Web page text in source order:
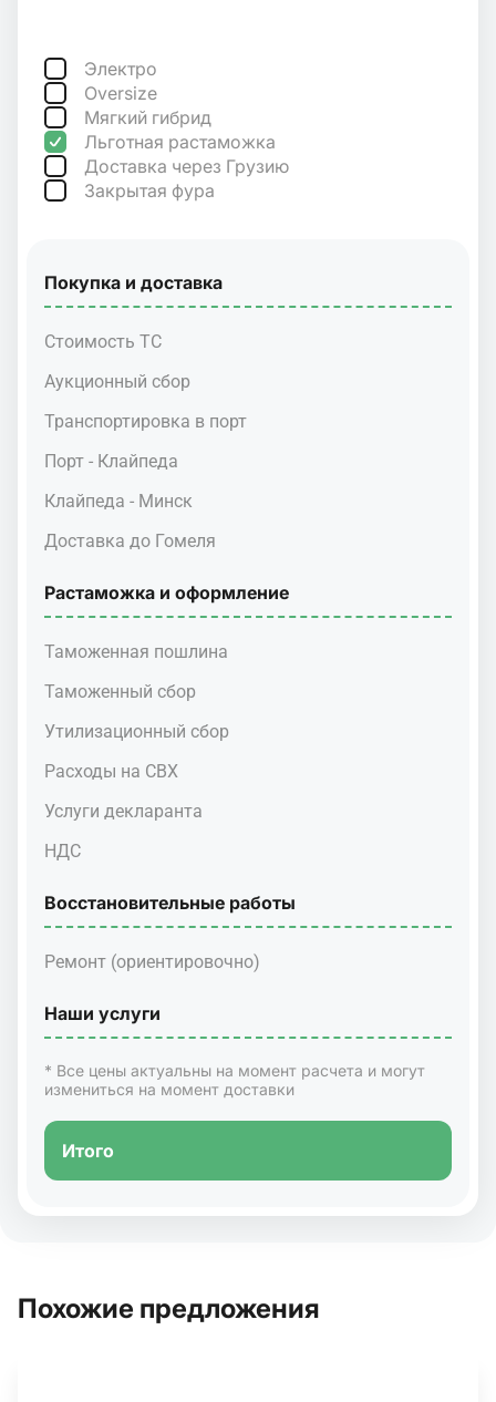
Электро
Oversize
Мягкий гибрид
Льготная растаможка
Доставка через Грузию
Закрытая фура
Покупка и доставка
Стоимость ТС
Аукционный сбор
Транспортировка в порт
Порт - Клайпеда
Клайпеда - Минск
Доставка до Гомеля
Растаможка и оформление
Таможенная пошлина
Таможенный сбор
Утилизационный сбор
Расходы на СВХ
Услуги декларанта
НДС
Восстановительные работы
Ремонт (ориентировочно)
Наши услуги
* Все цены актуальны на момент расчета и могут
измениться на момент доставки
Итого
Похожие предложения